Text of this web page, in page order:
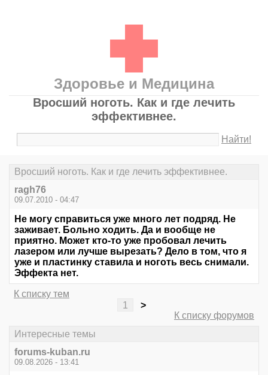
Здоровье и Медицина
Вросший ноготь. Как и где лечить
эффективнее.
Найти!
Вросший ноготь. Как и где лечить эффективнее.
ragh76
09.07.2010 - 04:47
Не могу справиться уже много лет подряд. Не
заживает. Больно ходить. Да и вообще не
приятно. Может кто-то уже пробовал лечить
лазером или лучше вырезать? Дело в том, что я
уже и пластинку ставила и ноготь весь снимали.
Эффекта нет.
К списку тем
1
>
К списку форумов
Интересные темы
forums-kuban.ru
09.08.2026 - 13:41